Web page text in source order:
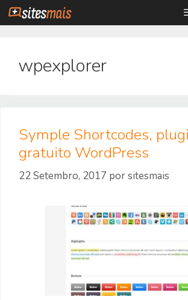
Saltar
para
wpexplorer
Symple Shortcodes,
gratuito WordPress
22 Setembro, 2017 porsitesmais